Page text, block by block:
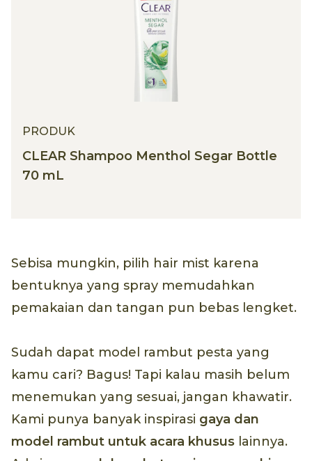
PRODUK
CLEAR Shampoo Menthol Segar Bottle
70 mL
Sebisa mungkin, pilih hair mist karena
bentuknya yang spray memudahkan
pemakaian dan tangan pun bebas lengket.
Sudah dapat model rambut pesta yang
kamu cari? Bagus! Tapi kalau masih belum
menemukan yang sesuai, jangan khawatir.
Kami punya banyak inspirasi gaya dan
model rambut untuk acara khusus lainnya.